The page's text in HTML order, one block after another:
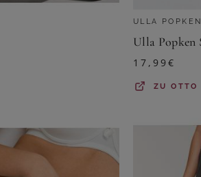
ULLA POPKEN
17,99€
ZUOTTO